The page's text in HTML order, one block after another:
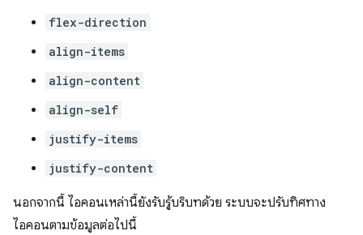
flex-direction
align-items
align-content
align-self
justify-items
justify-content
นอกจากนี้ ไอคอนเหล่านี้ยังรับรู้บริบทด้วย ระบบจะปรับทิศทาง
ไอคอนตามข้อมูลต่อไปนี้